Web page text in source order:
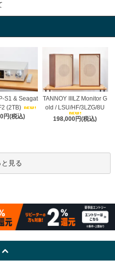
S1 & Seagat
(2TB)
円(税込)
TANNOY IIILZ Monitor G
old / LSU/HF/3LZG/8U
198,000円(税込)
と見る